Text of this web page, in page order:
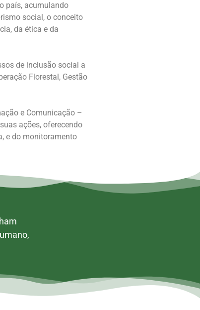
país, acumulando
social, o conceito
da ética e da
de inclusão social a
Florestal, Gestão
e Comunicação –
ações, oferecendo
e do monitoramento